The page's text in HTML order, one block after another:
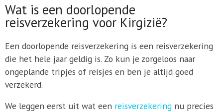
Wat is een doorlopende
reisverzekering voor Kirgizië?
Een doorlopende reisverzekering is een reisverzekering
die het hele jaar geldig is. Zo kun je zorgeloos naar
ongeplande tripjes of reisjes en ben je altijd goed
verzekerd.
We leggen eerst uit wat een reisverzekeringnu precies